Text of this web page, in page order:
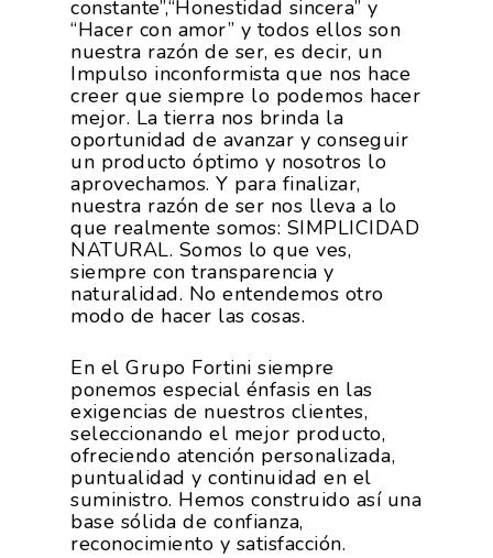
constante”,“Honestidad sincera” y
“Hacer con amor” y todos ellos son
nuestra razón de ser, es decir, un
Impulso inconformista que nos hace
creer que siempre lo podemos hacer
mejor. La tierra nos brinda la
oportunidad de avanzar y conseguir
un producto óptimo y nosotros lo
aprovechamos. Y para finalizar,
nuestra razón de ser nos lleva a lo
que realmente somos: SIMPLICIDAD
NATURAL. Somos lo que ves,
siempre con transparencia y
naturalidad. No entendemos otro
modo de hacer las cosas.
En el Grupo Fortini siempre
ponemos especial énfasis en las
exigencias de nuestros clientes,
seleccionando el mejor producto,
ofreciendo atención personalizada,
puntualidad y continuidad en el
suministro. Hemos construido así una
base sólida de confianza,
reconocimiento y satisfacción.